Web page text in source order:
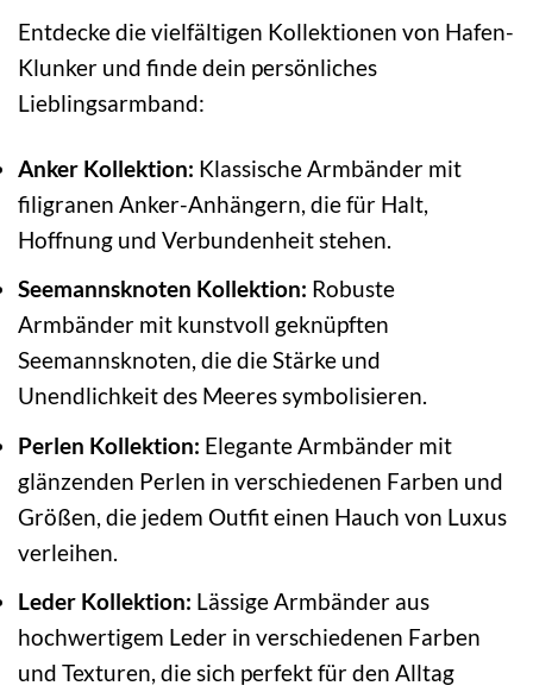
Entdecke die vielfältigen Kollektionen von Hafen-
Klunker und finde dein persönliches
Lieblingsarmband:
Anker Kollektion: Klassische Armbänder mit
filigranen Anker-Anhängern, die für Halt,
Hoffnung und Verbundenheit stehen.
Seemannsknoten Kollektion: Robuste
Armbänder mit kunstvoll geknüpften
Seemannsknoten, die die Stärke und
Unendlichkeit des Meeres symbolisieren.
Perlen Kollektion: Elegante Armbänder mit
glänzenden Perlen in verschiedenen Farben und
Größen, die jedem Outfit einen Hauch von Luxus
verleihen.
Leder Kollektion: Lässige Armbänder aus
hochwertigem Leder in verschiedenen Farben
und Texturen, die sich perfekt für den Alltag